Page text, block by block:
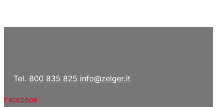
Tel. 800 835 825 info@zelger.it
Facebook